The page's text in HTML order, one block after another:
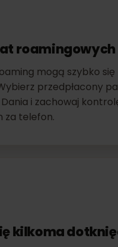
roamingowych
mogą szybko się
przedpłacony
i zachowaj
za telefon.
kilkoma